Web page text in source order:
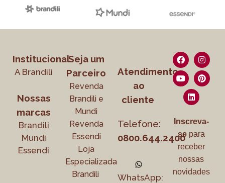
Institucional
A Brandili
Nossas
marcas
Brandili
Mundi
Essendi
Seja um
Parceiro
Revenda
Brandili e
Mundi
Revenda
Essendi
Loja
Especializada
Brandili
Atendimento
ao
cliente
Telefone:
0800.644.2400
WhatsApp:
Inscreva-
separa
receber
nossas
novidades